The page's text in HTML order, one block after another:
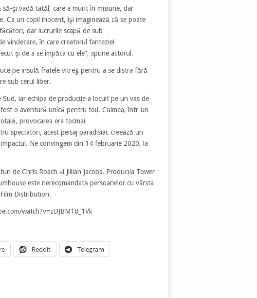
şi vadă tatăl, care a murit în misiune, dar
Ca un copil inocent, îşi imaginează că se poate
dar lucrurile scapă de sub
vindecare, în care creatorul fanteziei
şi de a se împăca cu ele”, spune actorul.
pe insulă fratele vitreg pentru a se distra fără
sub cerul liber.
iar echipa de producție a locuit pe un vas de
o aventură unică pentru toți. Culmea, într-un
provocarea era tocmai
spectatori, acest peisaj paradisiac creează un
Ne convingem din 14 februarie 2020, la
de Chris Roach și Jillian Jacobs. Producția Tower
este nerecomandată persoanelor cu vârsta
Distribution.
watch?v=zDJBM18_1Vk
Reddit Telegram